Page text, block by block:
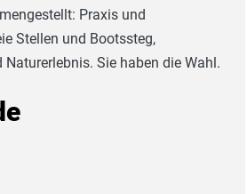
Praxis und
Stellen und Bootssteg,
Sie haben die Wahl.